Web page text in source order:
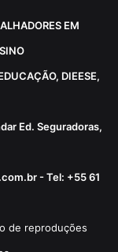
EM
DIEESE,
Ed. Seguradoras,
- Tel: +55 61
de reproduções